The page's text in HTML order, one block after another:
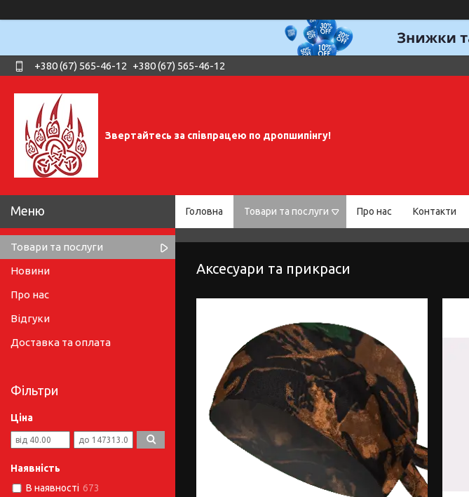
+380 (67) 565-46-12 +380 (67) 565-46-12
Звертайтесь за співпрацею по дропшипінгу!
Головна Товари та послуги Про нас Контакти
Аксесуари та прикраси
Товари та послуги
Новини
Про нас
Відгуки
Доставка та оплата
Фільтри
Ціна
Наявність
В наявності 673